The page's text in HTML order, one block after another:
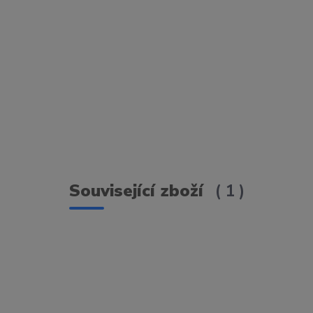
Související zboží 1